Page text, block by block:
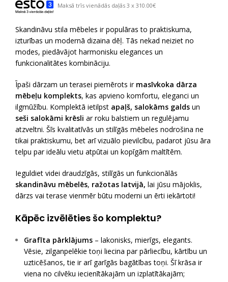
Maksā trīs vienādās daļās 3 x 310.00€
Skandināvu stila mēbeles ir populāras to praktiskuma,
izturības un modernā dizaina dēļ. Tās nekad neiziet no
modes, piedāvājot harmonisku elegances un
funkcionalitātes kombināciju.
Īpaši dārzam un terasei piemērots ir masīvkoka dārza
mēbeļu komplekts, kas apvieno komfortu, eleganci un
ilgmūžību. Komplektā ietilpst apaļš, salokāms galds un
seši salokāmi krēsli ar roku balstiem un regulējamu
atzveltni. Šīs kvalitatīvās un stilīgās mēbeles nodrošina ne
tikai praktiskumu, bet arī vizuālo pievilcību, padarot jūsu āra
telpu par ideālu vietu atpūtai un kopīgām maltītēm.
Ieguldiet videi draudzīgās, stilīgās un funkcionālās
skandināvu mēbelēs, ražotas latvijā, lai jūsu mājoklis,
dārzs vai terase vienmēr būtu moderni un ērti iekārtoti!
Kāpēc izvēlēties šo komplektu?
Grafīta pārklājums – lakonisks, mierīgs, elegants.
Vēsie, zilganpelēkie toņi liecina par pārliecību, kārtību un
uzticēšanos, tie ir arī garīgās bagātības toņi. Šī krāsa ir
viena no cilvēku iecienītākajām un izplatītākajām;